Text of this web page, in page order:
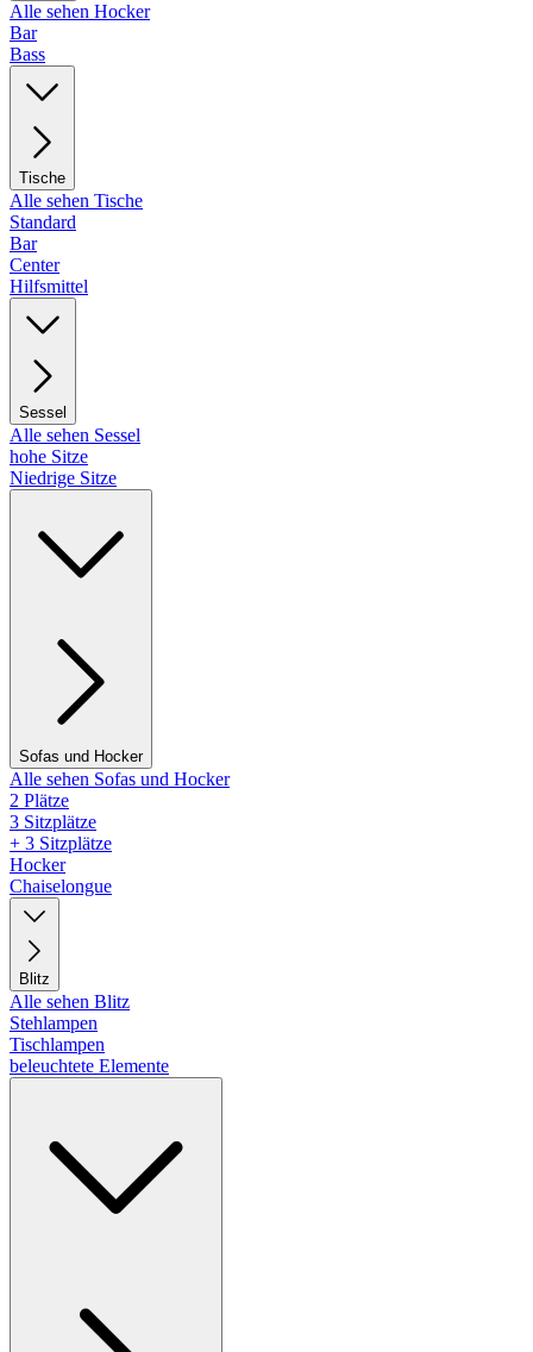
Alle sehen Hocker
Bar
Bass
Tische
Alle sehen Tische
Standard
Bar
Center
Hilfsmittel
Sessel
Alle sehen Sessel
hohe Sitze
Niedrige Sitze
Sofas und Hocker
Alle sehen Sofas und Hocker
2 Plätze
3 Sitzplätze
+ 3 Sitzplätze
Hocker
Chaiselongue
Blitz
Alle sehen Blitz
Stehlampen
Tischlampen
beleuchtete Elemente